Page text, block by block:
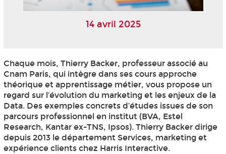
14 avril 2025
Chaque mois, Thierry Backer, professeur associé au
Cnam Paris, qui intègre dans ses cours approche
théorique et apprentissage métier, vous propose un
regard sur l’évolution du marketing et les enjeux de la
Data. Des exemples concrets d’études issues de son
parcours professionnel en institut (BVA, Estel
Research, Kantar ex-TNS, Ipsos). Thierry Backer dirige
depuis 2013 le département Services, marketing et
expérience clients chez Harris Interactive.